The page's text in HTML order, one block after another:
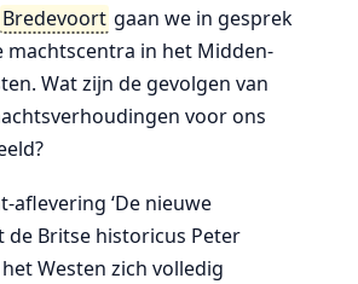
Bredevoort gaan we in gesprek
machtscentra in het Midden-
Wat zijn de gevolgen van
voor ons
aflevering ‘De nieuwe
de Britse historicus Peter
Westen zich volledig